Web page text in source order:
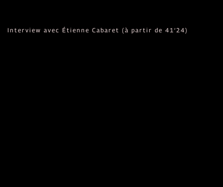
Interview avec Étienne Cabaret (à partir de 41’24)